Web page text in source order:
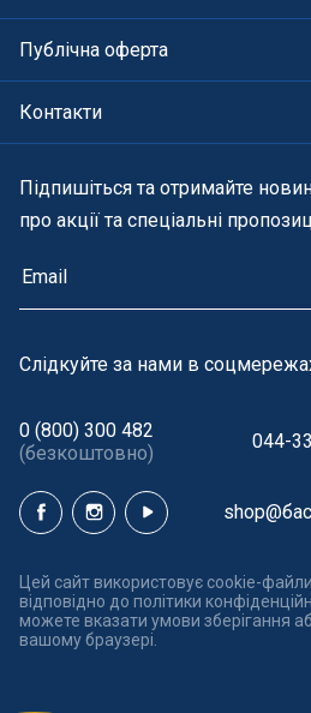
Публічна оферта
Контакти
Підпишіться та отримайте
про акції та спеціальні
Cлідкуйте за нами в
0 (800) 300 482
(безкоштовно)
044-
Цей сайт використовує cookie-
відповідно до політики
можете вказати умови зберігання
вашому браузері.